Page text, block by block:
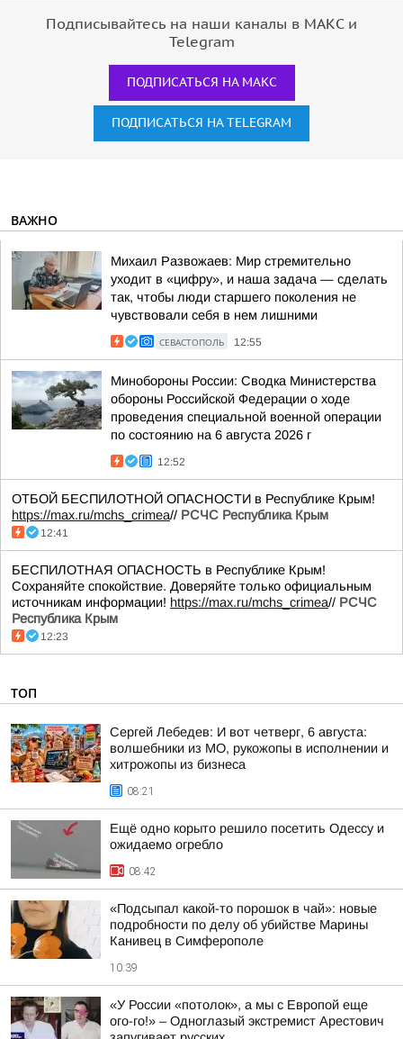
Подписывайтесь на наши каналы в МАКС и
Telegram
ПОДПИСАТЬСЯ НА МАКС
ПОДПИСАТЬСЯ НА TELEGRAM
ВАЖНО
Михаил Развожаев: Мир стремительно
уходит в «цифру», и наша задача — сделать
так, чтобы люди старшего поколения не
чувствовали себя в нем лишними
СЕВАСТОПОЛЬ 12:55
Минобороны России: Сводка Министерства
обороны Российской Федерации о ходе
проведения специальной военной операции
по состоянию на 6 августа 2026 г
12:52
ОТБОЙ БЕСПИЛОТНОЙ ОПАСНОСТИ в Республике Крым!
https://max.ru/mchs_crimea// РСЧС Республика Крым
12:41
БЕСПИЛОТНАЯ ОПАСНОСТЬ в Республике Крым!
Сохраняйте спокойствие. Доверяйте только официальным
источникам информации! https://max.ru/mchs_crimea// РСЧС
Республика Крым
12:23
ТОП
Сергей Лебедев: И вот четверг, 6 августа:
волшебники из МО, рукожопы в исполнении и
хитрожопы из бизнеса
08:21
Ещё одно корыто решило посетить Одессу и
ожидаемо огребло
08:42
«Подсыпал какой-то порошок в чай»: новые
подробности по делу об убийстве Марины
Канивец в Симферополе
10:39
«У России «потолок», а мы с Европой еще
ого-го!» – Одноглазый экстремист Арестович